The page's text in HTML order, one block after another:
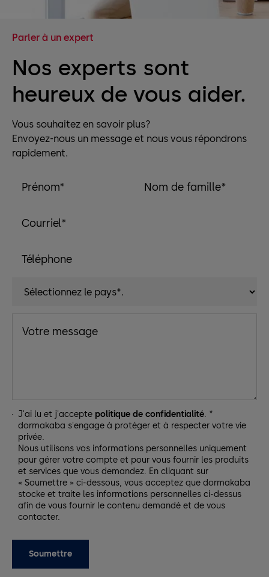
Parler à un expert
Nos experts sont
heureux de vous aider.
Vous souhaitez en savoir plus?
Envoyez-nous un message et nous vous répondrons
rapidement.
J'ai lu et j'accepte politique de confidentialité. *
dormakaba s'engage à protéger et à respecter votre vie
privée.
Nous utilisons vos informations personnelles uniquement
pour gérer votre compte et pour vous fournir les produits
et services que vous demandez. En cliquant sur
« Soumettre » ci-dessous, vous acceptez que dormakaba
stocke et traite les informations personnelles ci-dessus
afin de vous fournir le contenu demandé et de vous
contacter.